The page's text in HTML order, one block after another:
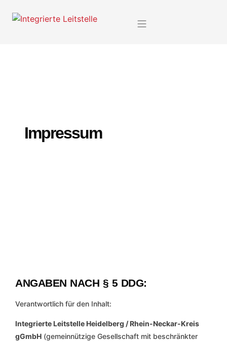
Impressum
ANGABEN NACH § 5 DDG:
Verantwortlich für den Inhalt:
Integrierte Leitstelle Heidelberg / Rhein-Neckar-Kreis
gGmbH (gemeinnützige Gesellschaft mit beschränkter